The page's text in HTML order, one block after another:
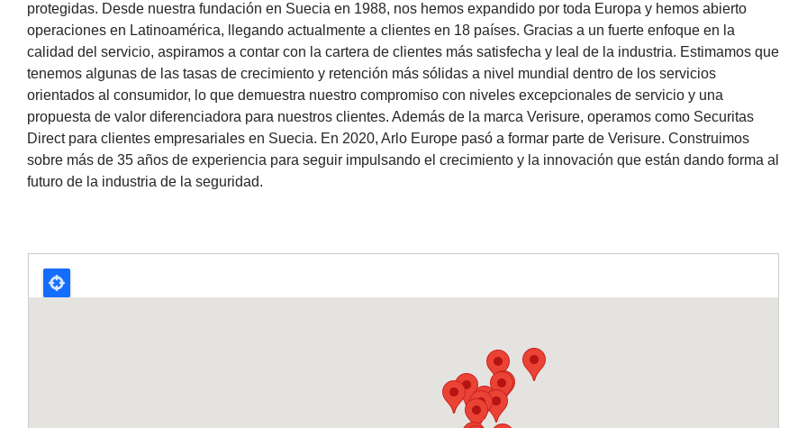
protegidas. Desde nuestra fundación en Suecia en 1988, nos hemos expandido por toda Europa y hemos abierto
operaciones en Latinoamérica, llegando actualmente a clientes en 18 países. Gracias a un fuerte enfoque en la
calidad del servicio, aspiramos a contar con la cartera de clientes más satisfecha y leal de la industria. Estimamos que
tenemos algunas de las tasas de crecimiento y retención más sólidas a nivel mundial dentro de los servicios
orientados al consumidor, lo que demuestra nuestro compromiso con niveles excepcionales de servicio y una
propuesta de valor diferenciadora para nuestros clientes. Además de la marca Verisure, operamos como Securitas
Direct para clientes empresariales en Suecia. En 2020, Arlo Europe pasó a formar parte de Verisure. Construimos
sobre más de 35 años de experiencia para seguir impulsando el crecimiento y la innovación que están dando forma al
futuro de la industria de la seguridad.